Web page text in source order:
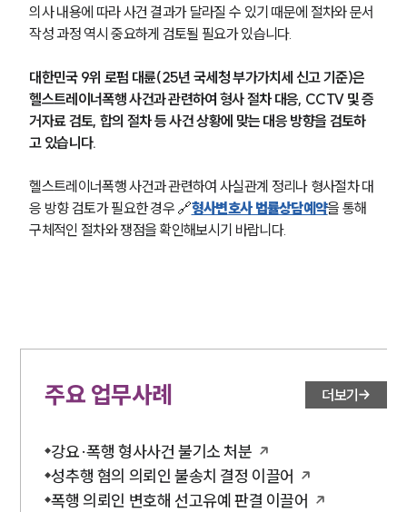
의사 내용에 따라 사건 결과가 달라질 수 있기 때문에 절차와 문서
작성 과정 역시 중요하게 검토될 필요가 있습니다.
대한민국 9위 로펌 대륜(25년 국세청 부가가치세 신고 기준)은
헬스트레이너폭행 사건과 관련하여 형사 절차 대응, CCTV 및 증
거자료 검토, 합의 절차 등 사건 상황에 맞는 대응 방향을 검토하
고 있습니다.
헬스트레이너폭행 사건과 관련하여 사실관계 정리나 형사절차 대
응 방향 검토가 필요한 경우 🔗형사변호사 법률상담예약을 통해
구체적인 절차와 쟁점을 확인해보시기 바랍니다.
주요 업무사례 더보기
강요·폭행 형사사건 불기소 처분
성추행 혐의 의뢰인 불송치 결정 이끌어
폭행 의뢰인 변호해 선고유예 판결 이끌어